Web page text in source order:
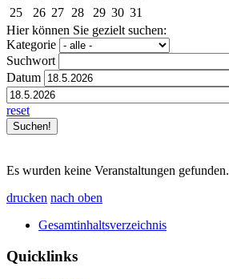
25
26 27 28 29 30 31
Hier können Sie gezielt suchen:
Kategorie
Suchwort
Datum
reset
Es wurden keine Veranstaltungen gefunden.
drucken nach oben
Gesamtinhaltsverzeichnis
Quicklinks